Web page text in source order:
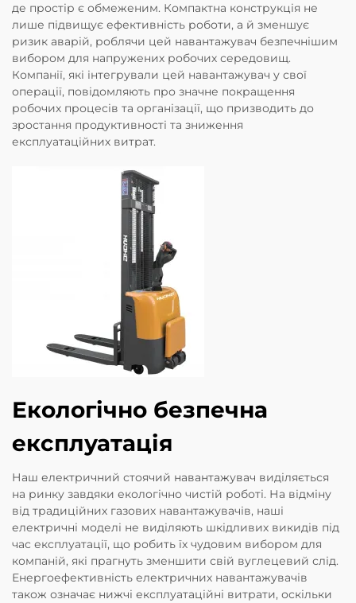
де простір є обмеженим. Компактна конструкція не
лише підвищує ефективність роботи, а й зменшує
ризик аварій, роблячи цей навантажувач безпечнішим
вибором для напружених робочих середовищ.
Компанії, які інтегрували цей навантажувач у свої
операції, повідомляють про значне покращення
робочих процесів та організації, що призводить до
зростання продуктивності та зниження
експлуатаційних витрат.
Екологічно безпечна
експлуатація
Наш електричний стоячий навантажувач виділяється
на ринку завдяки екологічно чистій роботі. На відміну
від традиційних газових навантажувачів, наші
електричні моделі не виділяють шкідливих викидів під
час експлуатації, що робить їх чудовим вибором для
компаній, які прагнуть зменшити свій вуглецевий слід.
Енергоефективність електричних навантажувачів
також означає нижчі експлуатаційні витрати, оскільки